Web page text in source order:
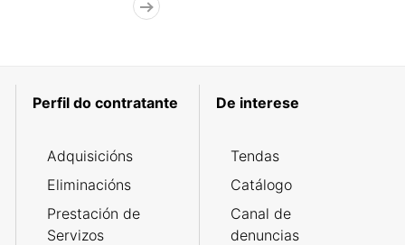
Perfil do contratante
Adquisicións
Eliminacións
Prestación de
Servizos
De interese
Tendas
Catálogo
Canal de
denuncias